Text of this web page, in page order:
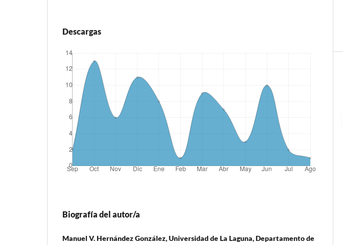
Descargas
Biografía del autor/a
Manuel V. Hernández González, Universidad de La Laguna, Departamento de